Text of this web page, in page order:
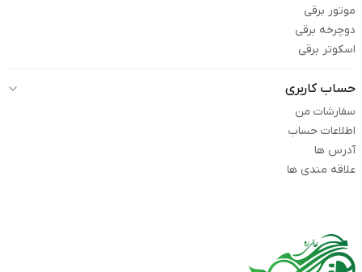
موتور برقی
دوچرخه برقی
اسکوتر برقی
حساب کاربری
سفارشات من
اطلاعات حساب
آدرس ها
علاقه مندی ها